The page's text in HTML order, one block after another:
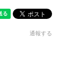
通報する